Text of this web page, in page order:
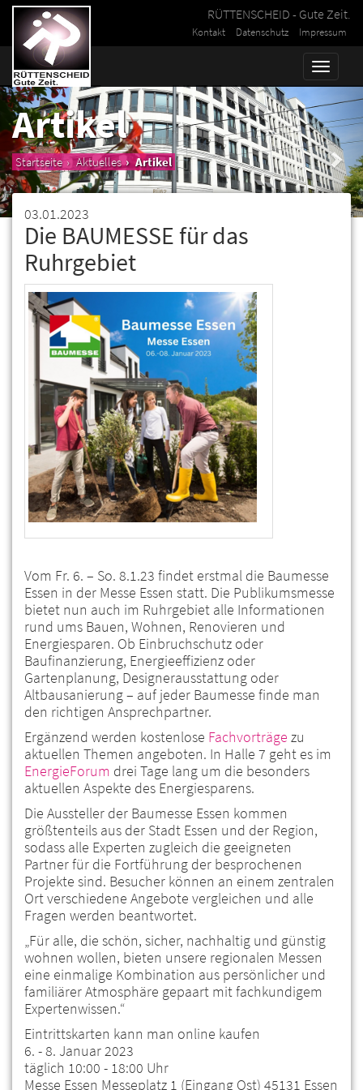
RÜTTENSCHEID - Gute Zeit.
Kontakt Datenschutz Impressum
Toggle
Artikel
Startseite Aktuelles Artikel
03.01.2023
Die BAUMESSE für das
Ruhrgebiet
Vom Fr. 6. – So. 8.1.23 findet erstmal die Baumesse
Essen in der Messe Essen statt. Die Publikumsmesse
bietet nun auch im Ruhrgebiet alle Informationen
rund ums Bauen, Wohnen, Renovieren und
Energiesparen. Ob Einbruchschutz oder
Baufinanzierung, Energieeffizienz oder
Gartenplanung, Designerausstattung oder
Altbausanierung – auf jeder Baumesse finde man
den richtigen Ansprechpartner.
Ergänzend werden kostenlose Fachvorträge zu
aktuellen Themen angeboten. In Halle 7 geht es im
EnergieForum drei Tage lang um die besonders
aktuellen Aspekte des Energiesparens.
Die Aussteller der Baumesse Essen kommen
größtenteils aus der Stadt Essen und der Region,
sodass alle Experten zugleich die geeigneten
Partner für die Fortführung der besprochenen
Projekte sind. Besucher können an einem zentralen
Ort verschiedene Angebote vergleichen und alle
Fragen werden beantwortet.
„Für alle, die schön, sicher, nachhaltig und günstig
wohnen wollen, bieten unsere regionalen Messen
eine einmalige Kombination aus persönlicher und
familiärer Atmosphäre gepaart mit fachkundigem
Expertenwissen.“
Eintrittskarten kann man online kaufen
6. - 8. Januar 2023
täglich 10:00 - 18:00 Uhr
Messe Essen Messeplatz 1 (Eingang Ost) 45131 Essen